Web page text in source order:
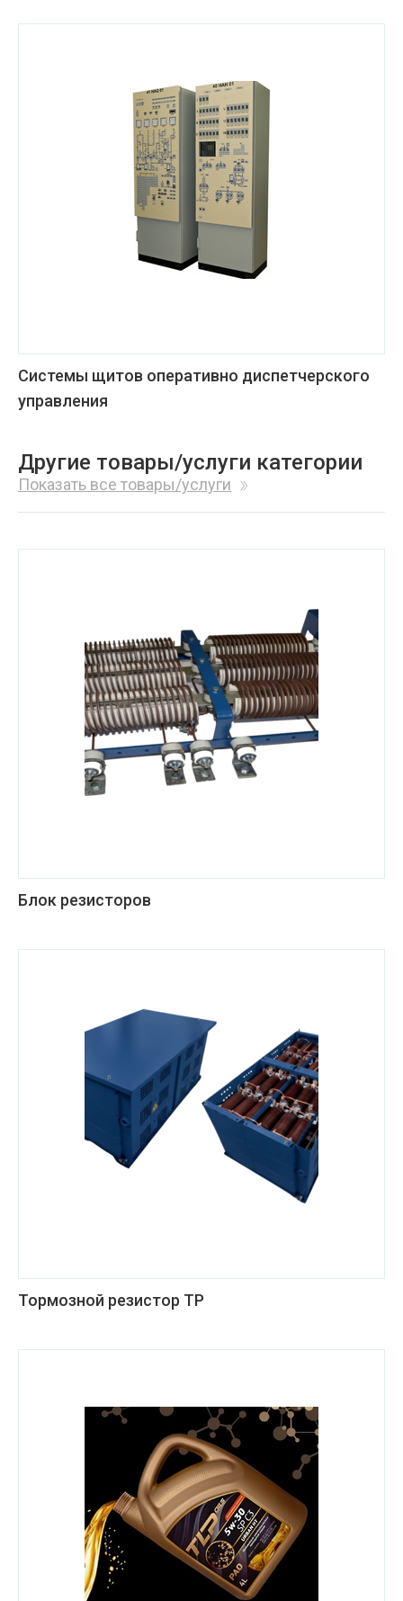
Системы щитов оперативно диспетчерского
управления
Другие товары/услуги категории
Показать все товары/услуги
Блок резисторов
Тормозной резистор ТР